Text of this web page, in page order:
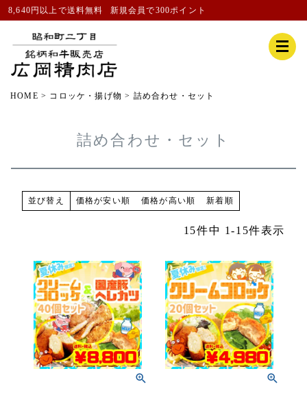
8,640円以上で送料無料 新規会員で300ポイント
HOME コロッケ・揚げ物 詰め合わせ・セット
詰め合わせ・セット
並び替え 価格が安い順 価格が高い順 新着順
15件中 1-15件表示